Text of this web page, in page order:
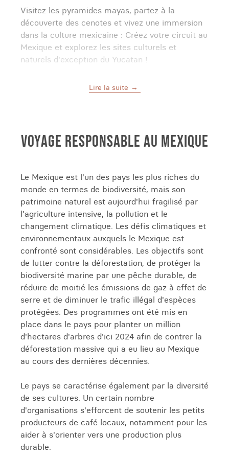
Visitez les pyramides mayas, partez à la
découverte des cenotes et vivez une immersion
dans la culture mexicaine : Créez votre circuit au
Mexique et explorez les sites culturels et
naturels d'exception du Yucatan !
DÉCOUVREZ LES INCONTOURNABLES DU
monde Maya.
de Valladolid, une superbe ville aux grandes
demeures coloniales, autour de laquelle vous
pourrez découvrir de nombreux spots de
randonnées, de lieux culturels et d'ateliers
artisanaux. Des sites naturels à parcourir à pied
ou à vélo, à une immersion dans la culture maya
en passant par un cours de tissage de hamac,
faites votre choix sous les conseils avisés de
votre travel expert.
Puis direction Merida, la cité blanche. Découvrez
son Paseo de Montejo, déambulez entre les
demeures d'inspiration française, explorez la
Plaza de Armas et sa cathédrale, et laissez son
ambiance chaleureuse vous charmer.
Chichen Itza, la star du Yucatan et du Mexique,
où l'on trouve les fameuses pyramides mayas.
Parcourez ce site archéologique classé comme
l'une des sept nouvelles merveilles du monde et
inscrit au patrimoine mondial de l'UNESCO,
berceau de la grande civilisation maya. Vous
Lire la suite
VOYAGE RESPONSABLE AU MEXIQUE
Le Mexique est l'un des pays les plus riches du
monde en termes de biodiversité, mais son
patrimoine naturel est aujourd'hui fragilisé par
l'agriculture intensive, la pollution et le
changement climatique. Les défis climatiques et
environnementaux auxquels le Mexique est
confronté sont considérables. Les objectifs sont
de lutter contre la déforestation, de protéger la
biodiversité marine par une pêche durable, de
réduire de moitié les émissions de gaz à effet de
serre et de diminuer le trafic illégal d'espèces
protégées. Des programmes ont été mis en
place dans le pays pour planter un million
d'hectares d'arbres d'ici 2024 afin de contrer la
déforestation massive qui a eu lieu au Mexique
au cours des dernières décennies.
Le pays se caractérise également par la diversité
de ses cultures. Un certain nombre
d'organisations s'efforcent de soutenir les petits
producteurs de café locaux, notamment pour les
aider à s'orienter vers une production plus
durable.